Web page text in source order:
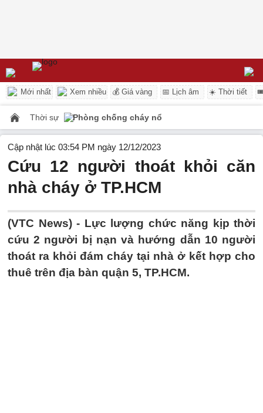
Mới nhất Xem nhiều 💰 Giá vàng 📅 Lịch âm ☀️ Thời tiết
Thời sự Phòng chống cháy nổ
Cập nhật lúc 03:54 PM ngày 12/12/2023
Cứu 12 người thoát khỏi căn
nhà cháy ở TP.HCM
(VTC News) - Lực lượng chức năng kịp thời
cứu 2 người bị nạn và hướng dẫn 10 người
thoát ra khỏi đám cháy tại nhà ở kết hợp cho
thuê trên địa bàn quận 5, TP.HCM.